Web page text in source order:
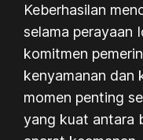
Keberhasilan
selama perayaan
komitmen
kenyamanan dan
momen penting
yang kuat antara